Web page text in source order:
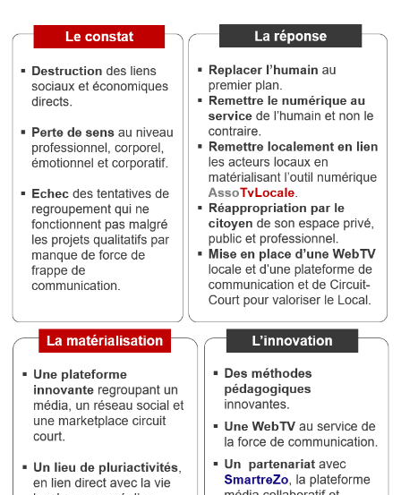
éditeur